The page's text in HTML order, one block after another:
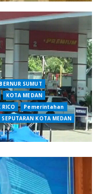
SUMUT
KOTA MEDAN
RICO
Pemerintahan
SEPUTARAN KOTA MEDAN